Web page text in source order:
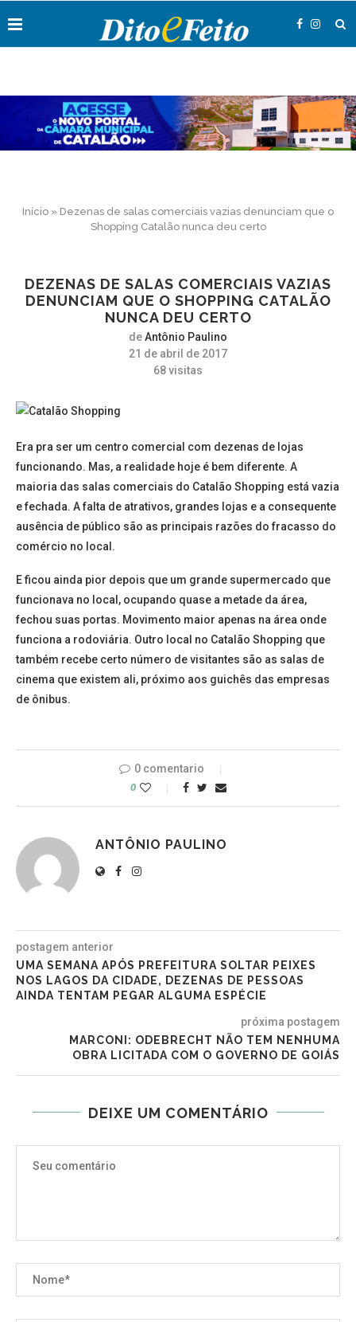
Início » Dezenas de salas comerciais vazias denunciam que o
Shopping Catalão nunca deu certo
DEZENAS DE SALAS COMERCIAIS VAZIAS
DENUNCIAM QUE O SHOPPING CATALÃO
NUNCA DEU CERTO
deAntônio Paulino
21 de abril de 2017
68visitas
Era pra ser um centro comercial com dezenas de lojas
funcionando. Mas, a realidade hoje é bem diferente. A
maioria das salas comerciais do Catalão Shopping está vazia
e fechada. A falta de atrativos, grandes lojas e a consequente
ausência de público são as principais razões do fracasso do
comércio no local.
E ficou ainda pior depois que um grande supermercado que
funcionava no local, ocupando quase a metade da área,
fechou suas portas. Movimento maior apenas na área onde
funciona a rodoviária. Outro local no Catalão Shopping que
também recebe certo número de visitantes são as salas de
cinema que existem ali, próximo aos guichês das empresas
de ônibus.
0 comentario
0
ANTÔNIO PAULINO
postagem anterior
UMA SEMANA APÓS PREFEITURA SOLTAR PEIXES
NOS LAGOS DA CIDADE, DEZENAS DE PESSOAS
AINDA TENTAM PEGAR ALGUMA ESPÉCIE
próxima postagem
MARCONI: ODEBRECHT NÃO TEM NENHUMA
OBRA LICITADA COM O GOVERNO DE GOIÁS
DEIXE UM COMENTÁRIO